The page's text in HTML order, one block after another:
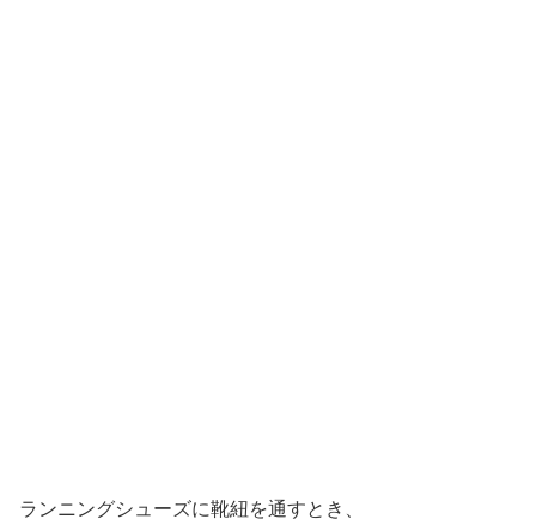
ランニングシューズに靴紐を通すとき、